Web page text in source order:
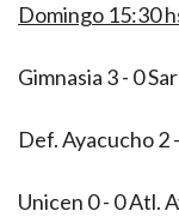
Domingo 15:30
Gimnasia 3 - 0
Def. Ayacucho 2
Unicen 0 - 0 Atl.